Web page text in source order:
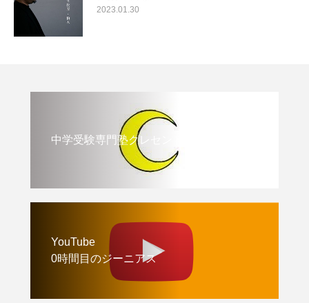
2023.01.30
中学受験専門塾クレセント
YouTube
0時間目のジーニアス